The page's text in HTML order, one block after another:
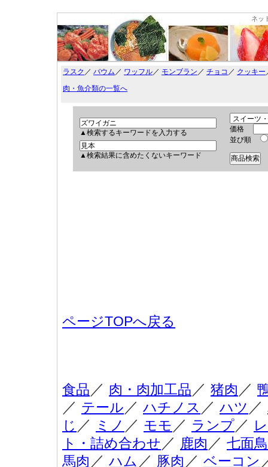
ネッ
ラスク ／ バウム ／ ワッフル／ モンブラン ／ チョコ ／ クッキー
肉・魚介類の一覧へ
▲検索するキーワードを入力する
▲検索結果に含めたくないキーワード
価格
並び順
ページTOPへ戻る
食品 ／ 肉・肉加工品 ／ 猪肉 ／
／ テール ／ ハチノス ／ ハツ ／
じ ／ ミノ ／ モモ ／ ランプ／
ト・詰め合わせ ／ 鹿肉 ／ 七面鳥
馬肉 ／ ハム ／ 豚肉 ／ ベーコン